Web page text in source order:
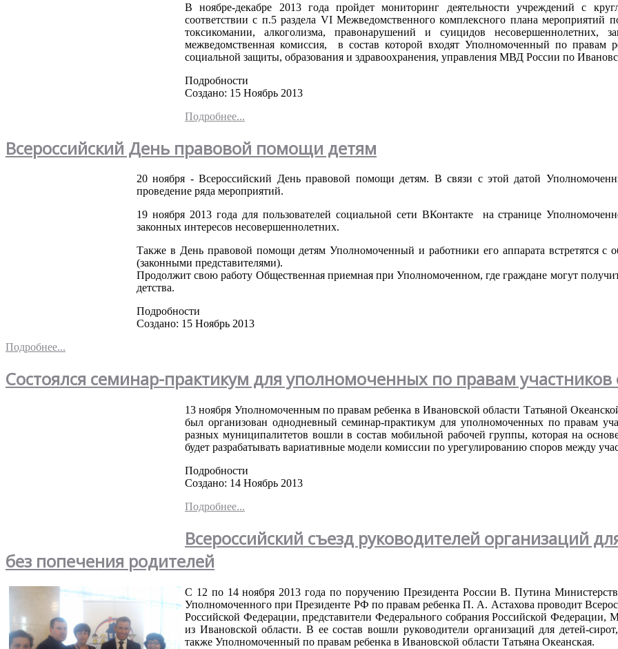
Вноябре-декабре 2013 года пройдет мониторинг деятельности учреждений с
соответствии с п.5раздела VI Межведомственного комплексного плана мероприятий
токсикомании, алкоголизма, правонарушений и суицидов несовершеннолетних,
межведомственная комиссия, в состав которой входят Уполномоченный по правам
социальной защиты, образования и здравоохранения, управления МВД России по
Подробности
Создано: 15 Ноябрь 2013
Подробнее...
Всероссийский День правовой помощи детям
20ноября -Всероссийский День правовой помощи детям. Всвязи с этой датой
проведение ряда мероприятий.
19 ноября2013 годадля пользователей социальной сети ВКонтакте на странице
законных интересов несовершеннолетних.
Также в День правовой помощи детям Уполномоченный и работники его аппарата встретятсяс
(законными представителями).
Продолжит свою работу Общественная приемнаяприУполномоченном, гдеграждане могут
детства.
Подробности
Создано: 15 Ноябрь 2013
Подробнее...
Состоялся семинар-практикум для уполномоченных по правам
13ноября Уполномоченным по правам ребенка вИвановской области Татьяной
был организован однодневный семинар-практикум для уполномоченных по правам
разных муниципалитетов вошли всостав мобильной рабочей группы,которая на
будет разрабатывать вариативные модели комиссии по урегулированию споров между
Подробности
Создано: 14 Ноябрь 2013
Подробнее...
Всероссийский съезд руководителей организаций
без попечения родителей
С 12 по14ноября 2013года по поручению Президента России В.Путина
Уполномоченного приПрезиденте РФ по правам ребенка П. А. Астахова проводит
Российской Федерации,представители Федерального собрания Российской Федерации,
из Ивановской области. В ее состав вошли руководители организаций для детей-сирот,
также Уполномоченный по правам ребенка в Ивановской области Татьяна Океанская.